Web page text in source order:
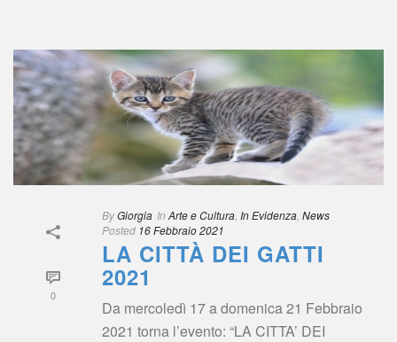
0
ByGiorgia In Arte e Cultura In Evidenza New
Posted 16 Febbraio 2021
LA CITTÀ DEI GATTI
2021
Da mercoledì 17 a domenica 21 Febbraio
2021 torna l’evento: “LA CITTA’ DEI